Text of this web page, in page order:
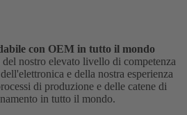
con OEM in tutto il mondo
nostro elevato livello di competenza
e della nostra esperienza
di produzione e delle catene di
in tutto il mondo.